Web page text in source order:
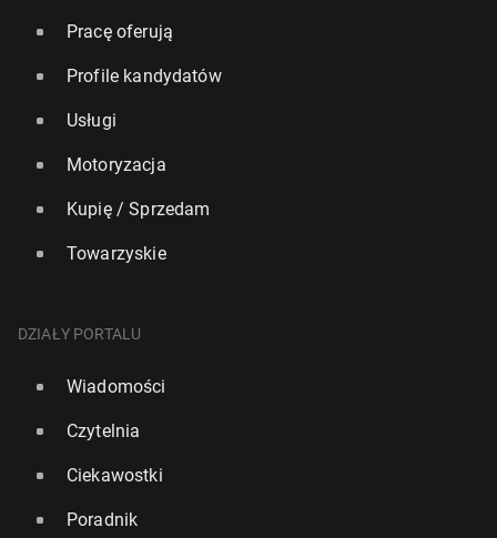
Pracę oferują
Profile kandydatów
Usługi
Motoryzacja
Kupię / Sprzedam
Towarzyskie
DZIAŁY PORTALU
Wiadomości
Czytelnia
Ciekawostki
Poradnik